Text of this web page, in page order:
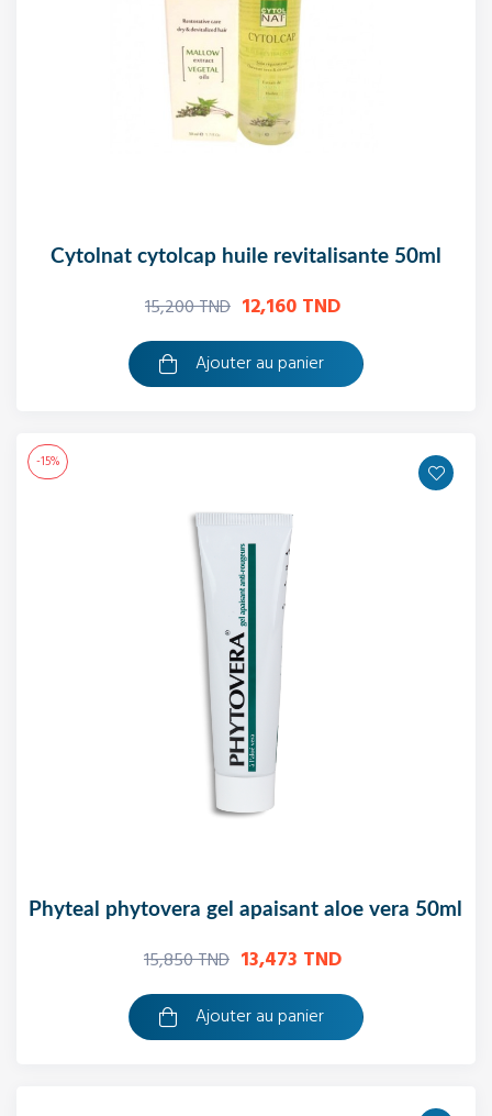
cytolnat cytolcap huile revitalisante 50ml
15,200 TND 12,160 TND
Ajouter au panier
-15%
phyteal phytovera gel apaisant aloe vera 50ml
15,850 TND 13,473 TND
Ajouter au panier